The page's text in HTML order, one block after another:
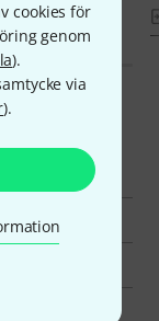
cookies för
genom
).
via
).
överblick